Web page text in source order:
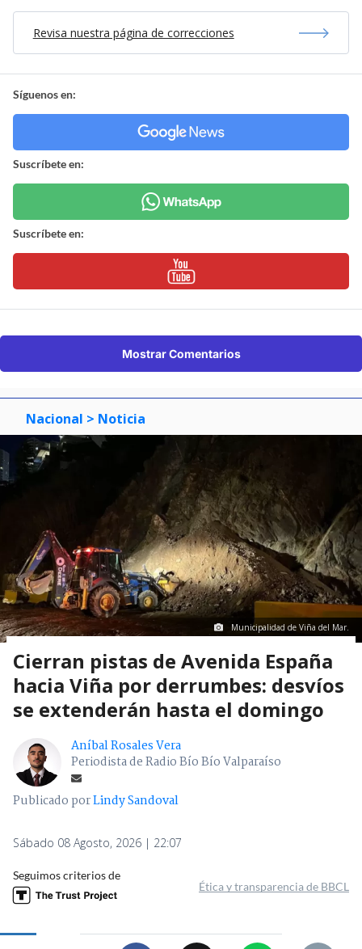
Revisa nuestra página de correcciones
Síguenos en:
Suscríbete en:
Suscríbete en:
Mostrar Comentarios
Nacional > Noticia
Municipalidad de Viña del Mar.
Cierran pistas de Avenida España
hacia Viña por derrumbes: desvíos
se extenderán hasta el domingo
Aníbal Rosales Vera
Periodista de Radio Bío Bío Valparaíso
Publicado porLindy Sandoval
Sábado 08 Agosto, 2026 | 22:07
Seguimos criterios de
Ética y transparencia de BBCL